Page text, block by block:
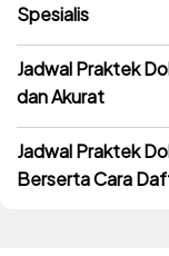
Spesialis
Jadwal Praktek
dan Akurat
Jadwal Praktek
Berserta Cara